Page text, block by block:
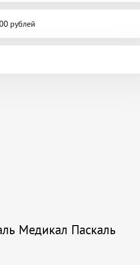
рублей
Медикал Паскаль